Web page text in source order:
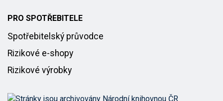
PRO SPOTŘEBITELE
Spotřebitelský průvodce
Rizikové e-shopy
Rizikové výrobky